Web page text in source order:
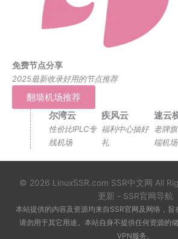
免费节点分享
2025最新收录好用的节点推荐
翻墙机场推荐
尔湾云
性价比IPLC专
线机场
疾风云
福利中心抽好
礼
速云
老牌
端机场
© 2026 LinuxSSR.com SSR中文网 All
更新 - SSR官网导航
本站提供的内容及资源均来自SSR官网及网络，旨
请勿用于其它用途。本站自身不提供任何资源的
VPN服务。